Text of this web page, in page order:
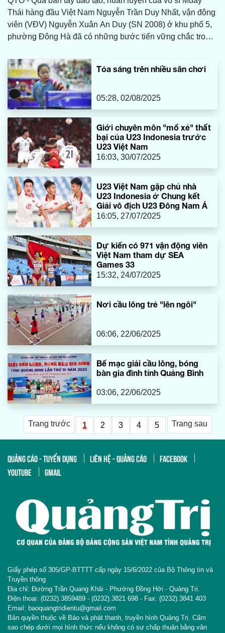
Thái hàng đầu Việt Nam Nguyễn Trần Duy Nhất, vận động
viên (VĐV) Nguyễn Xuân An Duy (SN 2008) ở khu phố 5,
phường Đông Hà đã có những bước tiến vững chắc trong
(HCV) ở hạng cân 52kg tại giải Cúp các Câu lạc bộ (CLB)
võ thuật tổng hợp toàn quốc 2025.Tỏa sáng trên nhiều sân chơi
05:28, 02/08/2025
Giới chuyên môn "mổ xẻ" thất
bại của U23 Indonesia trước
U23 Việt Nam
16:03, 30/07/2025
U23 Việt Nam gặp chủ nhà
U23 Indonesia ở Chung kết
Giải vô địch U23 Đông Nam Á
16:05, 27/07/2025
Dự kiến có 971 vận động viên
Việt Nam tham dự SEA
Games 33
15:32, 24/07/2025
Nơi cầu lông trẻ "lên ngôi"
06:06, 22/06/2025
Bế mạc giải cầu lông, bóng
bàn gia đình tỉnh Quảng Bình
03:06, 22/06/2025
Trang trước 1 2 3 4 5 Trang sau
QUẢNG CÁO - TUYỂN DỤNG LIÊN HỆ - QUẢNG CÁO
FACEBOOK
YOUTUBE
GMAIL
Giấy phép số 305/GP-BTTTT cấp ngày 15/6/2022 của Bộ Thông tin và
Truyền thông
Địa chỉ: Đường Trần Quang Khải - Phường Đồng Hới - Quảng Trị.
Điện thoại: (0232).3859489 - (0232).3821 698 - Fax: (0232).3841 403
Email: baoquangtridientu@gmail.com
Bản quyền thuộc về Báo và phát thanh, truyền hình Quảng Trị. Cấm
sao chép dưới mọi hình thức nếu không có sự chấp thuận bằng văn